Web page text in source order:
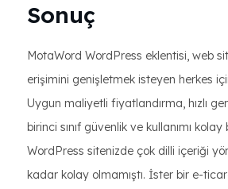
Sonuç
MotaWord WordPress eklentisi, web
erişimini genişletmek isteyen herkes
Uygun maliyetli fiyatlandırma, hızlı
birinci sınıf güvenlik ve kullanımı
WordPress sitenizde çok dilli içeriği
kadar kolay olmamıştı. İster bir e-